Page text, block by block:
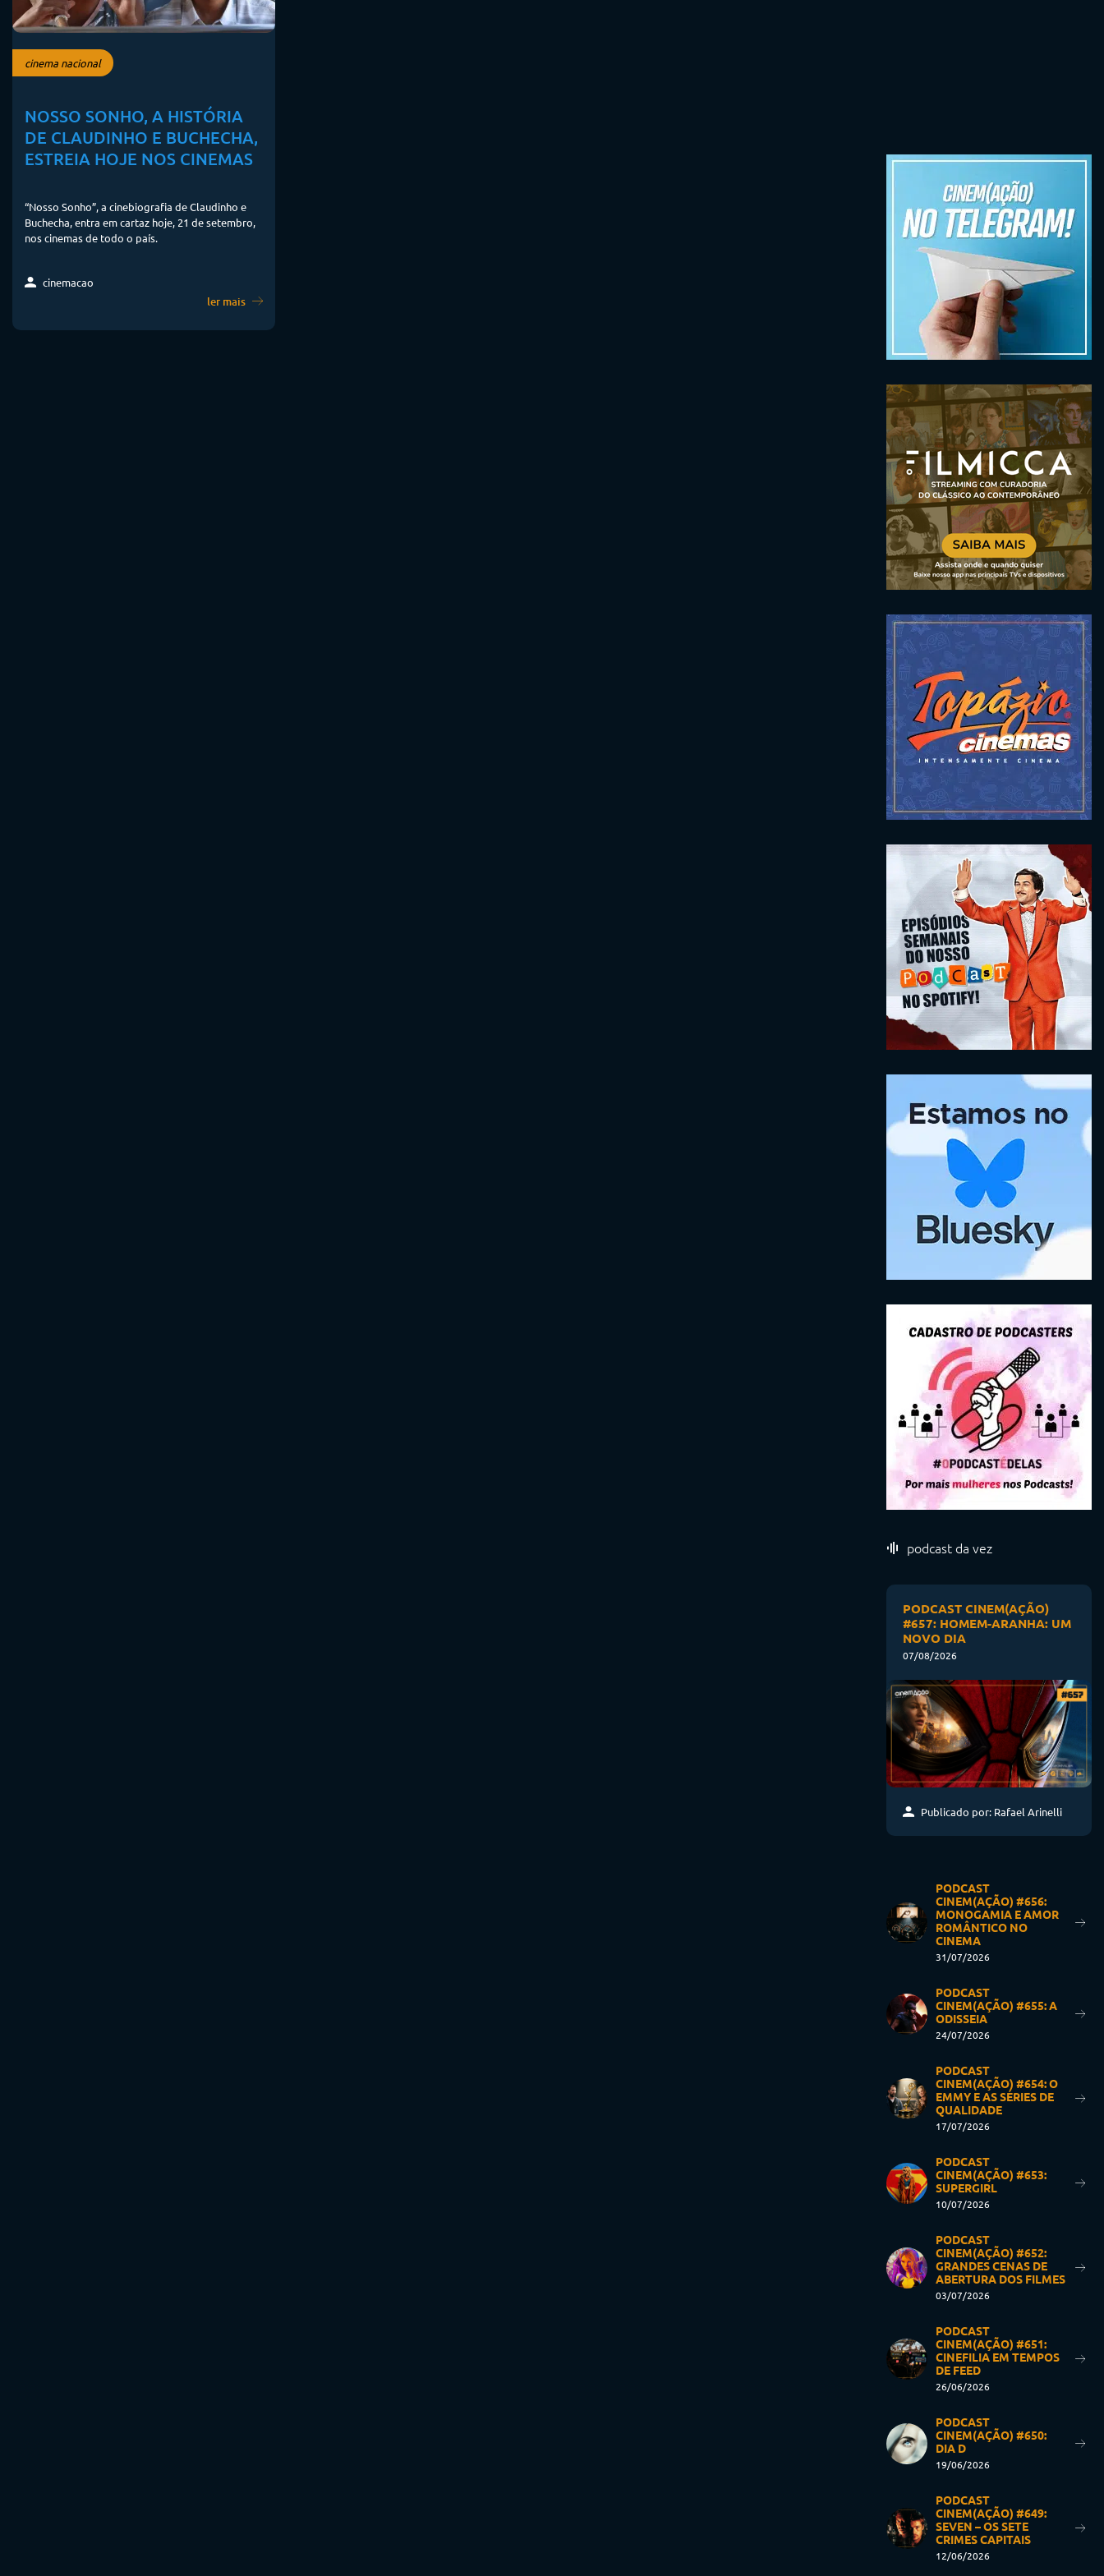
cinema nacional
NOSSO SONHO, A HISTÓRIA
DE CLAUDINHO E BUCHECHA,
ESTREIA HOJE NOS CINEMAS
“Nosso Sonho”, a cinebiografia de Claudinho e
Buchecha, entra em cartaz hoje, 21 de setembro,
nos cinemas de todo o país.
cinemacao
ler mais
podcast da vez
PODCAST CINEM(AÇÃO)
#657: HOMEM-ARANHA: UM
NOVO DIA
07/08/2026
Publicado por: Rafael Arinelli
PODCAST
CINEM(AÇÃO) #656:
MONOGAMIA E AMOR
ROMÂNTICO NO
CINEMA
31/07/2026
PODCAST
CINEM(AÇÃO) #655: A
ODISSEIA
24/07/2026
PODCAST
CINEM(AÇÃO) #654: O
EMMY E AS SÉRIES DE
QUALIDADE
17/07/2026
PODCAST
CINEM(AÇÃO) #653:
SUPERGIRL
10/07/2026
PODCAST
CINEM(AÇÃO) #652:
GRANDES CENAS DE
ABERTURA DOS FILMES
03/07/2026
PODCAST
CINEM(AÇÃO) #651:
CINEFILIA EM TEMPOS
DE FEED
26/06/2026
PODCAST
CINEM(AÇÃO) #650:
DIA D
19/06/2026
PODCAST
CINEM(AÇÃO) #649:
SEVEN – OS SETE
CRIMES CAPITAIS
12/06/2026